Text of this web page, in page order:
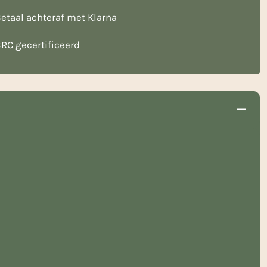
achteraf met Klarna
gecertificeerd